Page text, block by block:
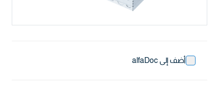
أضف إلى alfaDoc